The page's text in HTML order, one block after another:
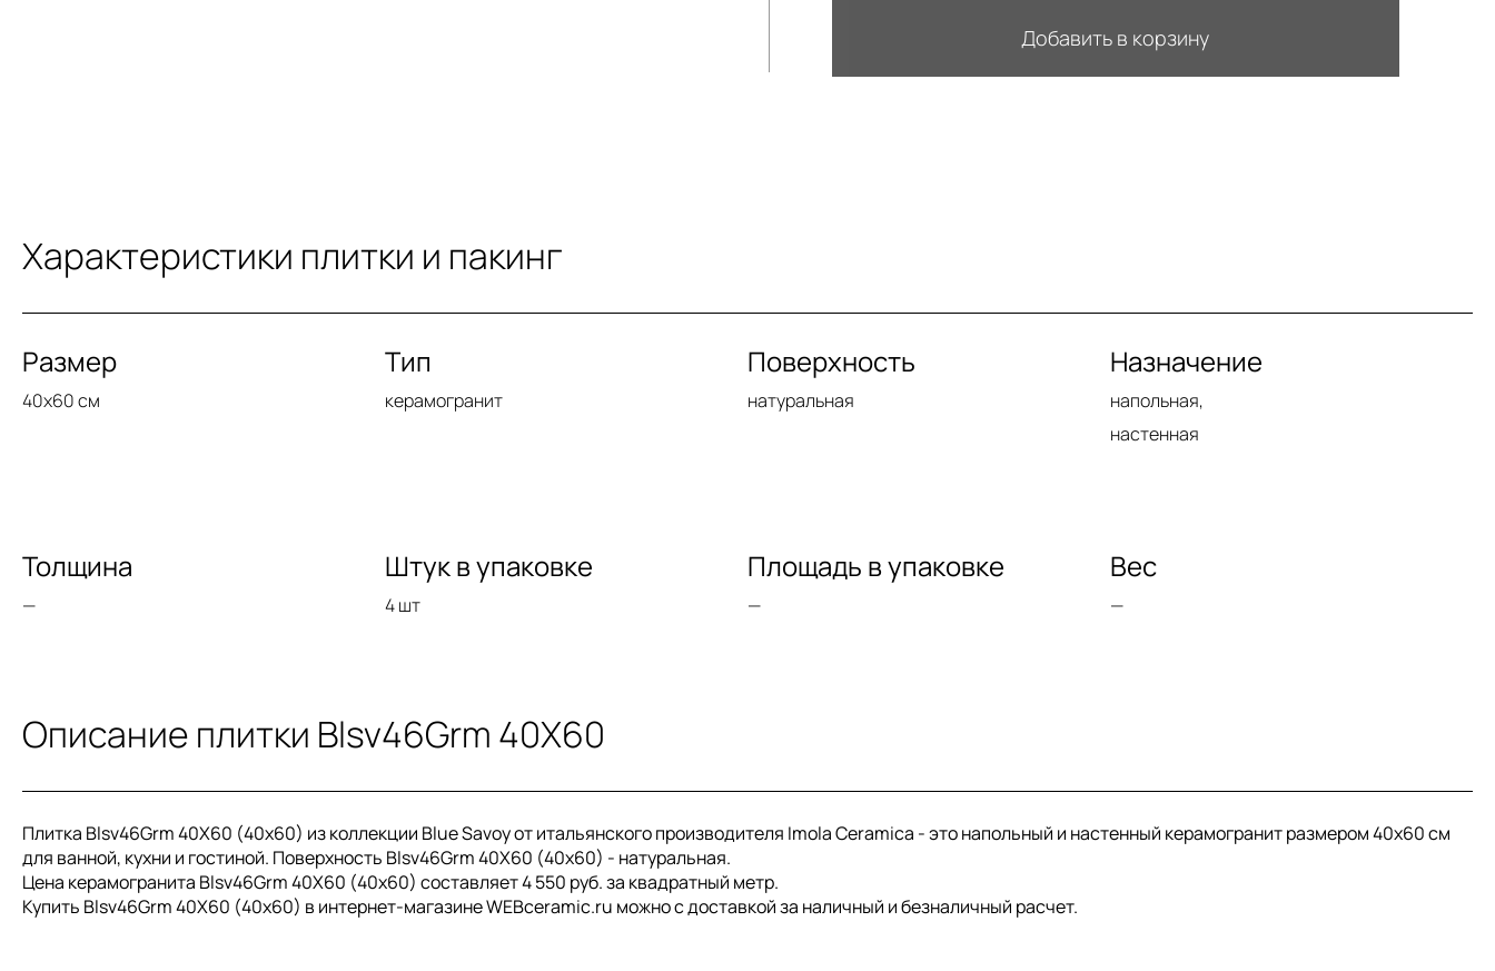
Добавить в корзину
Характеристики плитки и пакинг
Размер
40x60 см
Тип
керамогранит
Поверхность
натуральная
Назначение
напольная,
настенная
Толщина
—
Штук в упаковке
4 шт
Площадь в упаковке
—
Вес
—
Описание плитки Blsv46Grm 40X60
Плитка Blsv46Grm 40X60 (40x60) из коллекции Blue Savoy от итальянского производителя Imola Ceramica - это напольный и настенный керамогранит размером 40x60 см
для ванной, кухни и гостиной. Поверхность Blsv46Grm 40X60 (40x60) - натуральная.
Цена керамогранита Blsv46Grm 40X60 (40x60) составляет 4 550 руб. за квадратный метр.
Купить Blsv46Grm 40X60 (40x60) в интернет-магазине WEBceramic.ru можно с доставкой за наличный и безналичный расчет.